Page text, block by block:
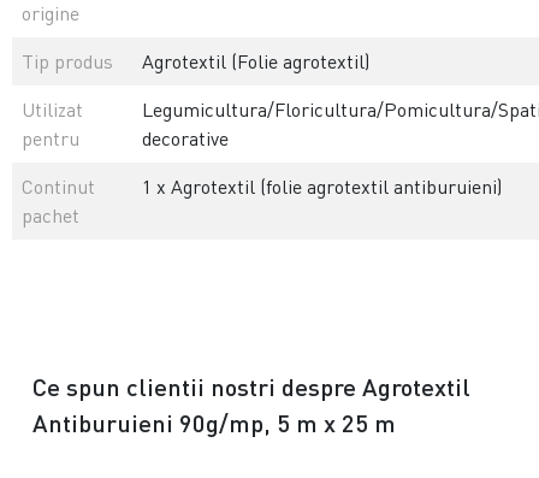
origine
Tip produs
Agrotextil (Folie agrotextil)
Utilizat
pentru
Legumicultura/Floricultura/Pomicultura/
decorative
Continut
pachet
1 x Agrotextil (folie agrotextil antiburuieni)
Ce spun clientii nostri despre Agrotextil
Antiburuieni 90g/mp, 5 m x 25 m